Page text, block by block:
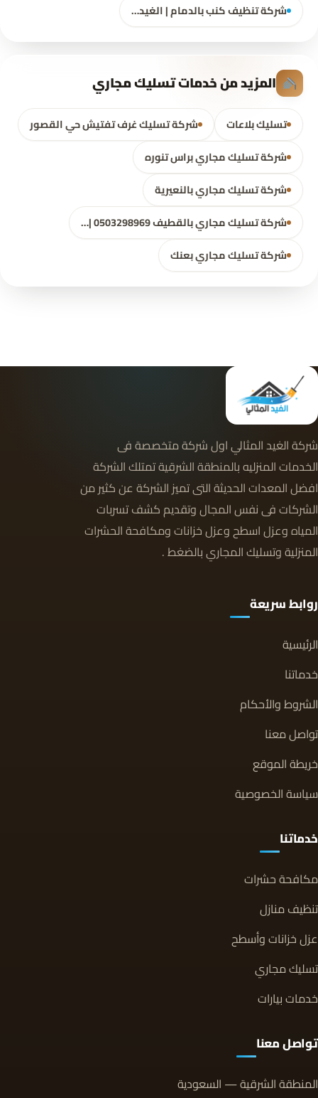
شركة تنظيف كنب بالدمام | الغيد…
المزيد من خدمات تسليك مجاري
تسليك بلاعات
شركة تسليك غرف تفتيش حي القصور
شركة تسليك مجاري براس تنوره
شركة تسليك مجاري بالنعيرية
شركة تسليك مجاري بالقطيف 0503298969 |…
شركة تسليك مجاري بعنك
شركة الغيد المثالي اول شركة متخصصة فى
الخدمات المنزليه بالمنطقة الشرقية تمتلك الشركة
افضل المعدات الحديثة التى تميز الشركة عن كثير من
الشركات فى نفس المجال وتقديم كشف تسربات
المياه وعزل اسطح وعزل خزانات ومكافحة الحشرات
المنزلية وتسليك المجاري بالضغط .
روابط سريعة
الرئيسية
خدماتنا
الشروط والأحكام
تواصل معنا
خريطة الموقع
سياسة الخصوصية
خدماتنا
مكافحة حشرات
تنظيف منازل
عزل خزانات وأسطح
تسليك مجاري
خدمات بيارات
تواصل معنا
المنطقة الشرقية — السعودية